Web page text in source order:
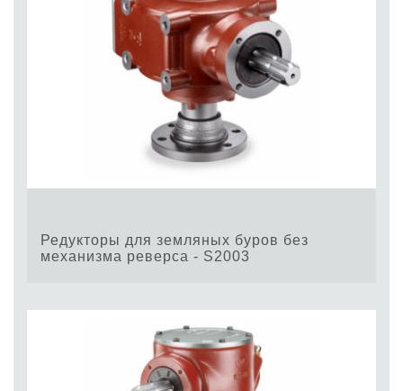
Редукторы для земляных буров без
механизма реверса - S2003